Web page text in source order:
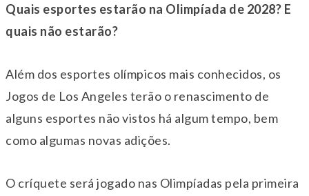
Quais esportes estarão na Olimpíada de 2028? E
quais não estarão?
Além dos esportes olímpicos mais conhecidos, os
Jogos de Los Angeles terão o renascimento de
alguns esportes não vistos há algum tempo, bem
como algumas novas adições.
O críquete será jogado nas Olimpíadas pela primeira